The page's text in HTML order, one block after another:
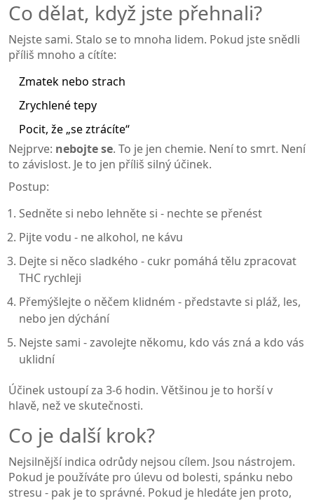
Co dělat, když jste přehnali?
Nejste sami. Stalo se to mnoha lidem. Pokud jste snědli
příliš mnoho a cítíte:
Zmatek nebo strach
Zrychlené tepy
Pocit, že „se ztrácíte“
Nejprve: nebojte se. To je jen chemie. Není to smrt. Není
to závislost. Je to jen příliš silný účinek.
Postup:
Sedněte si nebo lehněte si - nechte se přenést
Pijte vodu - ne alkohol, ne kávu
Dejte si něco sladkého - cukr pomáhá tělu zpracovat
THC rychleji
Přemýšlejte o něčem klidném - představte si pláž, les,
nebo jen dýchání
Nejste sami - zavolejte někomu, kdo vás zná a kdo vás
uklidní
Účinek ustoupí za 3-6 hodin. Většinou je to horší v
hlavě, než ve skutečnosti.
Co je další krok?
Nejsilnější indica odrůdy nejsou cílem. Jsou nástrojem.
Pokud je používáte pro úlevu od bolesti, spánku nebo
stresu - pak je to správné. Pokud je hledáte jen proto,